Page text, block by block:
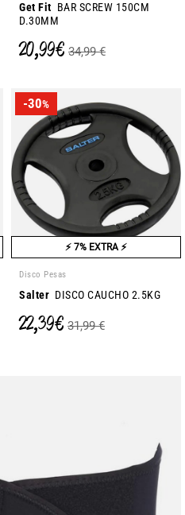
Get Fit BAR SCREW 150CM
D.30MM
20,99 € 34,99 €
-30%
⚡ 7% EXTRA ⚡
Disco Pesas
Salter DISCO CAUCHO 2.5KG
22,39 € 31,99 €